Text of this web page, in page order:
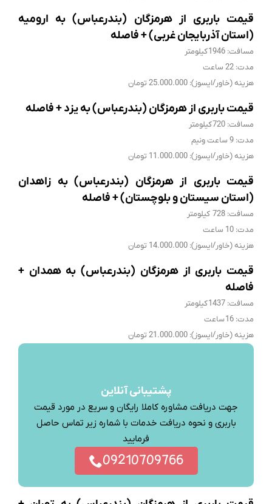
قیمت باربری از هرمزگان (بندرعباس) به ارومیه
(استان آذربایجان غربی) + فاصله
مسافت: 1946 کیلومتر
مدت: 22 ساعت
هزینه (خاور/ایسوز): 25.000.000 تومان
قیمت باربری از هرمزگان (بندرعباس) به یزد + فاصله
مسافت: 720 کیلومتر
مدت: 9 ساعت ونیم
هزینه (خاور/ایسوز): 11.000.000 تومان
قیمت باربری از هرمزگان (بندرعباس) به زاهدان
(استان سیستان و بلوچستان) + فاصله
مسافت: 728 کیلومتر
مدت: 10 ساعت
هزینه (خاور/ایسوز): 14.000.000 تومان
قیمت باربری از هرمزگان (بندرعباس) به همدان +
فاصله
مسافت: 1437 کیلومتر
مدت: 16 ساعت
هزینه (خاور/ایسوز): 21.000.000 تومان
پشتیبانی آنلاین
جهت دریافت مشاوره کاملا رایگان و سریع در مورد قیمت
باربری و نحوه دریافت خدمات با شماره زیر تماس حاصل
فرمایید
09210709766